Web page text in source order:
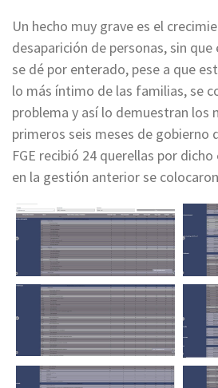
Un hecho muy grave es el
desaparición de personas, sin
se dé por enterado, pese a que
lo más íntimo de las familias, se
problema y así lo demuestran los
primeros seis meses de gobierno
FGE recibió 24 querellas por
en la gestión anterior se